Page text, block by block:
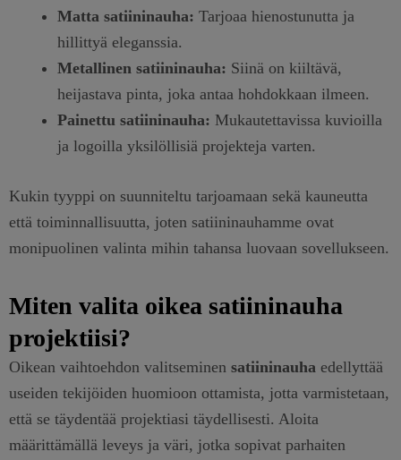
Matta satiininauha: Tarjoaa hienostunutta ja
hillittyä eleganssia.
Metallinen satiininauha: Siinä on kiiltävä,
heijastava pinta, joka antaa hohdokkaan ilmeen.
Painettu satiininauha: Mukautettavissa kuvioilla
ja logoilla yksilöllisiä projekteja varten.
Kukin tyyppi on suunniteltu tarjoamaan sekä kauneutta
että toiminnallisuutta, joten satiininauhamme ovat
monipuolinen valinta mihin tahansa luovaan sovellukseen.
Miten valita oikea satiininauha
projektiisi?
Oikean vaihtoehdon valitseminen satiininauha edellyttää
useiden tekijöiden huomioon ottamista, jotta varmistetaan,
että se täydentää projektiasi täydellisesti. Aloita
määrittämällä leveys ja väri, jotka sopivat parhaiten